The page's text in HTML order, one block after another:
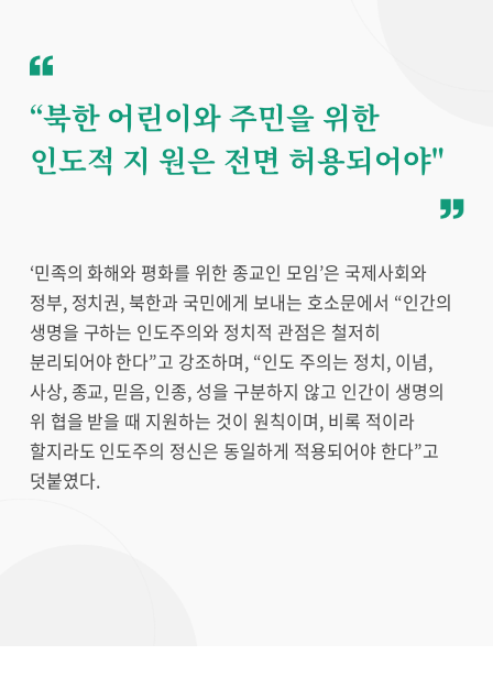
“북한 어린이와 주민을 위한
인도적 지 원은 전면 허용되어야"
‘민족의 화해와 평화를 위한 종교인 모임’은 국제사회와
정부, 정치권, 북한과 국민에게 보내는 호소문에서 “인간의
생명을 구하는 인도주의와 정치적 관점은 철저히
분리되어야 한다”고 강조하며, “인도 주의는 정치, 이념,
사상, 종교, 믿음, 인종, 성을 구분하지 않고 인간이 생명의
위 협을 받을 때 지원하는 것이 원칙이며, 비록 적이라
할지라도 인도주의 정신은 동일하게 적용되어야 한다”고
덧붙였다.